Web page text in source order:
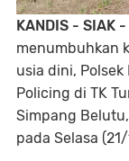
KANDIS - SIAK
menumbuhkan
usia dini,
Policing di TK
Simpang
pada Selasa